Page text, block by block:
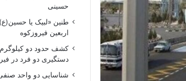
حسینی
طنین «لبیک یا
اربعین فیروزکوه
کشف حدود دو کیلوگرم
دستگیری دو فرد در
شناسایی دو واحد